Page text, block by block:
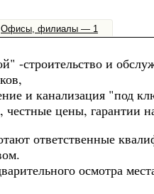
Офисы, филиалы — 1
-строительство и
и канализация "под
цены, гарантии
ответственные
осмотра